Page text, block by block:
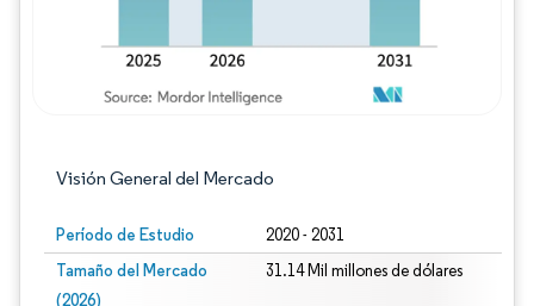
Visión General del Mercado
Período de Estudio 2020 - 2031
Tamaño del Mercado
(2026)
31.14 Mil millones de dólares